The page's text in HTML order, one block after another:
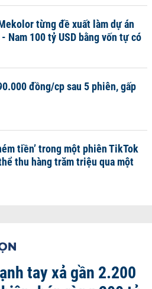
từng đề xuất làm dự án
Nam 100 tỷ USD bằng vốn tự có
đồng/cp sau 5 phiên, gấp
tiền’ trong một phiên TikTok
thu hàng trăm triệu qua một
tay xả gần 2.200